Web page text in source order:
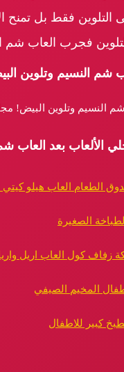
التلوين فقط بل تمنح
فجرب العاب شم
شم النسيم وتلوين
النسيم وتلوين البيض!
الألعاب بعد العاب
الطعام العاب هيلو كيتي
الصغيرة
زفاف كول العاب اريل
المخيم الصيفي
كبير للاطفال